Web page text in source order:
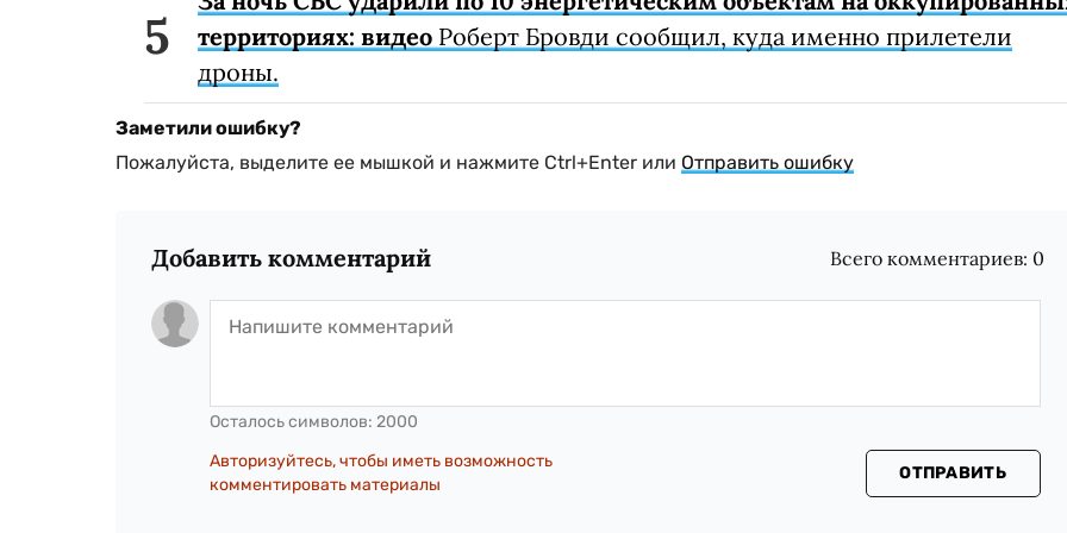
территориях: видео Роберт Бровди сообщил, куда именно прилетели
дроны.
Заметили ошибку?
Пожалуйста, выделите ее мышкой и нажмите Ctrl+Enter или Отправить ошибку
Добавить комментарий Всего комментариев: 0
Осталось символов: 2000
Авторизуйтесь, чтобы иметь возможность
комментировать материалы
ОТПРАВИТЬ